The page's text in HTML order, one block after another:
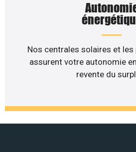
Nos centrales solaires et les
assurent votre autonomie
revente du